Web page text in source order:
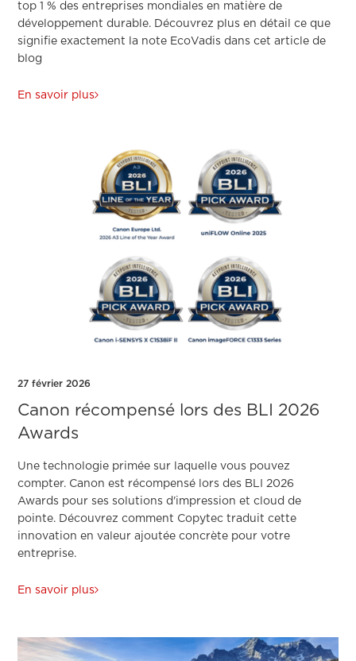
top 1 % des entreprises mondiales en matière de
développement durable. Découvrez plus en détail ce que
signifie exactement la note EcoVadis dans cet article de
blog
En savoir plus
27 février 2026
Canon récompensé lors des BLI 2026
Awards
Une technologie primée sur laquelle vous pouvez
compter. Canon est récompensé lors des BLI 2026
Awards pour ses solutions d'impression et cloud de
pointe. Découvrez comment Copytec traduit cette
innovation en valeur ajoutée concrète pour votre
entreprise.
En savoir plus